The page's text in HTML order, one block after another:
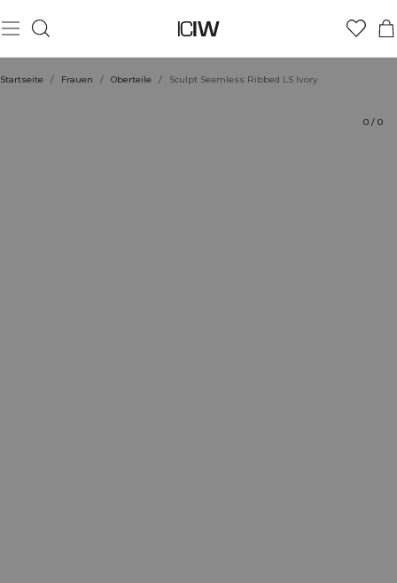
Startseite / Frauen / Oberteile / Sculpt Seamless Ribbed LS Ivory
0 / 0